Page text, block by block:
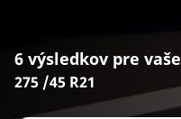
6 výsledkov pre vaše
275 /45 R21